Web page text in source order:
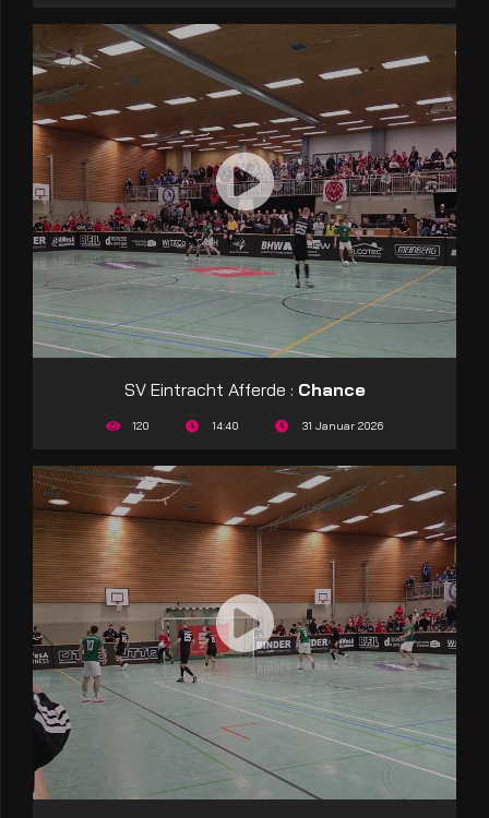
SV Eintracht Afferde : Chance
120 14:40 31 Januar 2026